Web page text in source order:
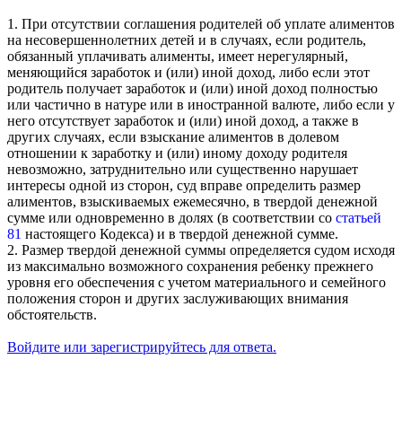
1. При отсутствии соглашения родителей об уплате алиментов
на несовершеннолетних детей и в случаях, если родитель,
обязанный уплачивать алименты, имеет нерегулярный,
меняющийся заработок и (или) иной доход, либо если этот
родитель получает заработок и (или) иной доход полностью
или частично в натуре или в иностранной валюте, либо если у
него отсутствует заработок и (или) иной доход, а также в
других случаях, если взыскание алиментов в долевом
отношении к заработку и (или) иному доходу родителя
невозможно, затруднительно или существенно нарушает
интересы одной из сторон, суд вправе определить размер
алиментов, взыскиваемых ежемесячно, в твердой денежной
сумме или одновременно в долях (в соответствии со статьей
81 настоящего Кодекса) и в твердой денежной сумме.
2. Размер твердой денежной суммы определяется судом исходя
из максимально возможного сохранения ребенку прежнего
уровня его обеспечения с учетом материального и семейного
положения сторон и других заслуживающих внимания
обстоятельств.
Войдите или зарегистрируйтесь для ответа.